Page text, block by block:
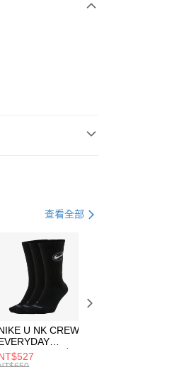
至「AFTEE先享後
成結帳。
結，可透過四大超商
易完成。
需要取消訂單，請聯
有效，需透過AFTEE
查看全部
U NK CREW
3PR 男女
統襪